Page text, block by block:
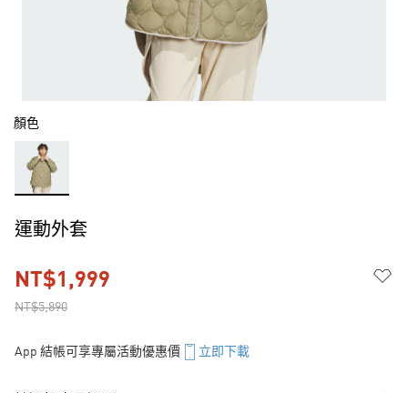
顏色
運動外套
NT$5,890
NT$1,999
App 結帳可享專屬活動優惠價 立即下載